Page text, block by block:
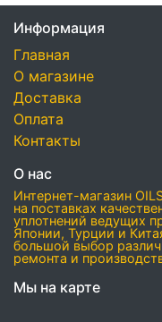
Информация
Главная
О магазине
Доставка
Оплата
Контакты
О нас
Интернет-магазин
на поставках
уплотнений ведущих
Японии, Турции и
большой выбор
ремонта и
Мы на карте